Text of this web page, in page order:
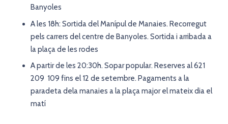
Banyoles
A les 18h: Sortida del Manípul de Manaies. Recorregut
pels carrers del centre de Banyoles. Sortida i arribada a
la plaça de les rodes
A partir de les 20:30h. Sopar popular. Reserves al 621
209 109 fins el 12 de setembre. Pagaments a la
paradeta dela manaies a la plaça major el mateix dia el
matí